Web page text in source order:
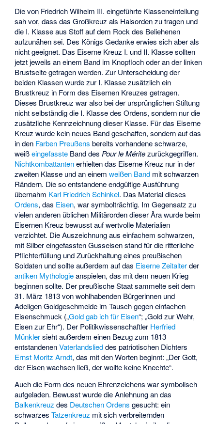
Die von Friedrich Wilhelm III. eingeführte Klasseneinteilung
sah vor, dass das Großkreuz als Halsorden zu tragen und
die I. Klasse aus Stoff auf dem Rock des Beliehenen
aufzunähen sei. Des Königs Gedanke erwies sich aber als
nicht geeignet. Das Eiserne Kreuz I. und II. Klasse sollten
jetzt jeweils an einem Band im Knopfloch oder an der linken
Brustseite getragen werden. Zur Unterscheidung der
beiden Klassen wurde zur I. Klasse zusätzlich ein
Brustkreuz in Form des Eisernen Kreuzes getragen.
Dieses Brustkreuz war also bei der ursprünglichen Stiftung
nicht selbständig die I. Klasse des Ordens, sondern nur die
zusätzliche Kennzeichnung dieser Klasse. Für das Eiserne
Kreuz wurde kein neues Band geschaffen, sondern auf das
in den Farben Preußens bereits vorhandene schwarze,
weißeingefasste Band des Pour le Méritezurückgegriffen.
Nichtkombattantenerhielten das Eiserne Kreuz nur in der
zweiten Klasse und an einemweißen Band mit schwarzen
Rändern. Die so entstandene endgültige Ausführung
übernahm Karl Friedrich Schinkel. Das Material dieses
Ordens, das Eisen, war symbolträchtig. Im Gegensatz zu
vielen anderen üblichen Militärorden dieser Ära wurde beim
Eisernen Kreuz bewusst auf wertvolle Materialien
verzichtet. Die Auszeichnung aus einfachem schwarzen,
mit Silber eingefassten Gusseisen stand für die ritterliche
Pflichterfüllung und Zurückhaltung eines preußischen
Soldaten und sollte außerdem auf das Eiserne Zeitalterder
antiken Mythologieanspielen, das mit dem neuen Krieg
beginnen sollte. Der preußische Staat sammelte seit dem
31. März 1813 von wohlhabenden Bürgerinnen und
Adeligen Goldgeschmeide im Tausch gegen einfachen
Eisenschmuck („Gold gab ich für Eisen“; „Gold zur Wehr,
Eisen zur Ehr“). Der Politikwissenschaftler Herfried
Münklersieht außerdem einen Bezug zum 1813
entstandenenVaterlandslieddes patriotischen Dichters
Ernst Moritz Arndt, das mit den Worten beginnt: „Der Gott,
der Eisen wachsen ließ, der wollte keine Knechte“.
Auch die Form des neuen Ehrenzeichens war symbolisch
aufgeladen. Bewusst wurde die Anlehnung an das
Balkenkreuz des Deutschen Ordens gesucht: ein
schwarzesTatzenkreuz mit sich verbreiternden